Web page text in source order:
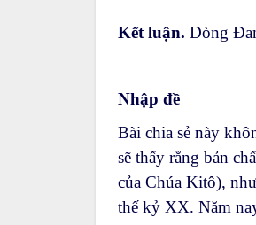
Kết luận. Dòng
Nhập đề
Bài chia sẻ này
sẽ thấy rằng bản
của Chúa Kitô),
thế kỷ XX. Năm